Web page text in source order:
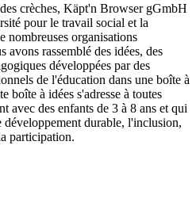
crèches, Käpt'n Browser gGmbH
pour le travail social et la
nombreuses organisations
avons rassemblé des idées, des
développées par des
de l'éducation dans une boîte à
boîte à idées s'adresse à toutes
avec des enfants de 3 à 8 ans et qui
développement durable, l'inclusion,
participation.